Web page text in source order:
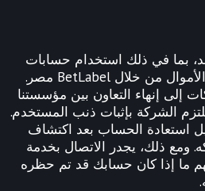
بما في ذلك استخدام حسابات
متعددة، والاحتيال، وغسل الأموال من خلال BetLabel مصر.
إلى إنهاء التعاون بين مؤسستنا
الشركة بإثبات ذنب المستخدم.
استعادة الحساب بعد اكتشاف
ومع ذلك، يجدر الاتصال بخدمة
ما إذا كان حسابك قد تم حظره